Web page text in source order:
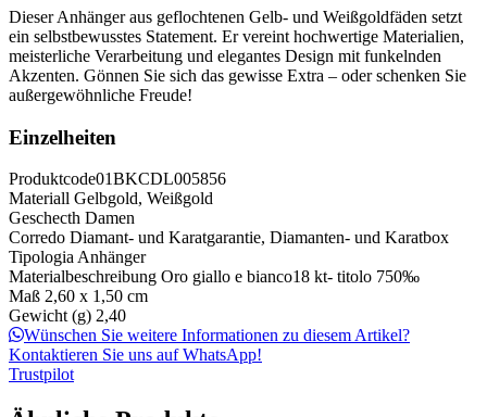
Dieser Anhänger aus geflochtenen Gelb- und Weißgoldfäden setzt
ein selbstbewusstes Statement. Er vereint hochwertige Materialien,
meisterliche Verarbeitung und elegantes Design mit funkelnden
Akzenten. Gönnen Sie sich das gewisse Extra – oder schenken Sie
außergewöhnliche Freude!
Einzelheiten
Produktcode01BKCDL005856
Materiall Gelbgold, Weißgold
Geschecth Damen
Corredo Diamant- und Karatgarantie, Diamanten- und Karatbox
TipologiaAnhänger
Materialbeschreibung Oro giallo e bianco18 kt- titolo 750‰
Maß 2,60 x 1,50 cm
Gewicht (g) 2,40
Wünschen Sie weitere Informationen zu diesem Artikel?
Kontaktieren Sie uns auf WhatsApp!
Trustpilot